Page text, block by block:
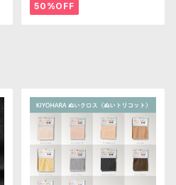
50%OFF